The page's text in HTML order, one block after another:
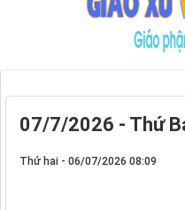
07/7/2026 - Thứ
Thứ hai - 06/07/2026 08:09